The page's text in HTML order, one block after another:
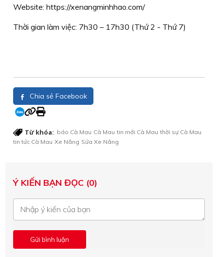
Website: https://xenangminhhao.com/
Thời gian làm việc: 7h30 – 17h30 (Thứ 2 - Thứ 7)
Chia sẻ Facebook
Từ khóa: báo Cà Mau Cà Mau tin mới Cà Mau thời sự Cà Mau
tin tức Cà Mau Xe Nâng Sửa Xe Nâng
Ý KIẾN BẠN ĐỌC (0)